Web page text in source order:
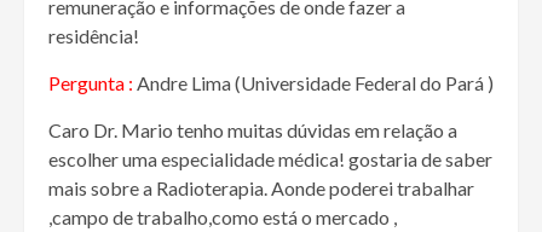
remuneração e informações de onde fazer a
residência!
Pergunta : Andre Lima (Universidade Federal do Pará )
Caro Dr. Mario tenho muitas dúvidas em relação a
escolher uma especialidade médica! gostaria de saber
mais sobre a Radioterapia. Aonde poderei trabalhar
,campo de trabalho,como está o mercado ,